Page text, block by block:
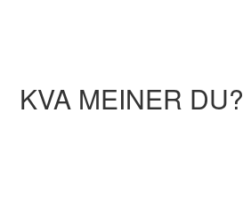
KVA MEINER DU?